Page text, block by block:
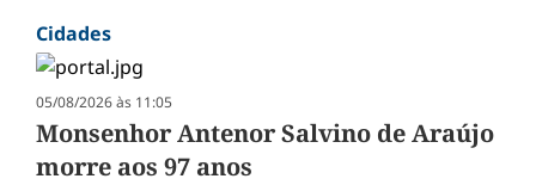
Cidades
05/08/2026 às 11:05
Monsenhor Antenor Salvino de Araújo
morre aos 97 anos